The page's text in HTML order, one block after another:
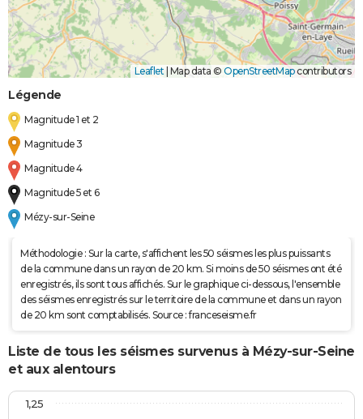
Leaflet Map data © OpenStreetMapcontributors
Légende
Magnitude 1 et 2
Magnitude 3
Magnitude 4
Magnitude 5 et 6
Mézy-sur-Seine
Méthodologie : Sur la carte, s'affichent les 50 séismes les plus puissants
de la commune dans un rayon de 20 km. Si moins de 50 séismes ont été
enregistrés, ils sont tous affichés. Sur le graphique ci-dessous, l'ensemble
des séismes enregistrés sur le territoire de la commune et dans un rayon
de 20 km sont comptabilisés. Source : franceseisme.fr
Liste de tous les séismes survenus à Mézy-sur-Seine
et aux alentours
1,25